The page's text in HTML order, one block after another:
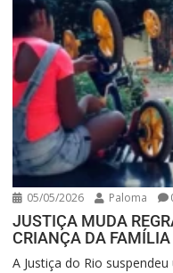
05/05/2026 Paloma
JUSTIÇA MUDA
CRIANÇA DA
A Justiça do Rio